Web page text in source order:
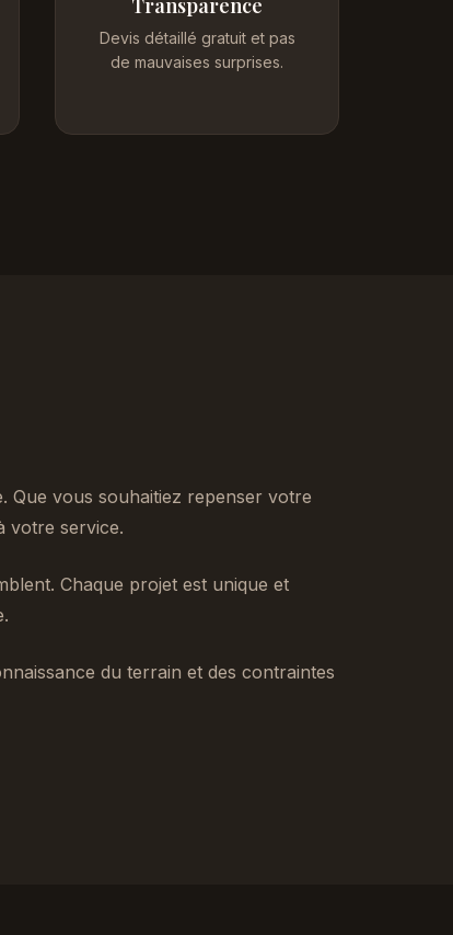
Transparence
Devis détaillé gratuit et pas
de mauvaises surprises.
Que vous souhaitiez repenser votre
votre service.
Chaque projet est unique et
du terrain et des contraintes